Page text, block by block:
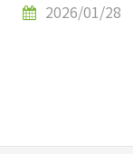
2026/01/28